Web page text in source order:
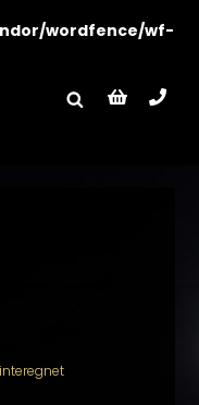
wordfence/wf-